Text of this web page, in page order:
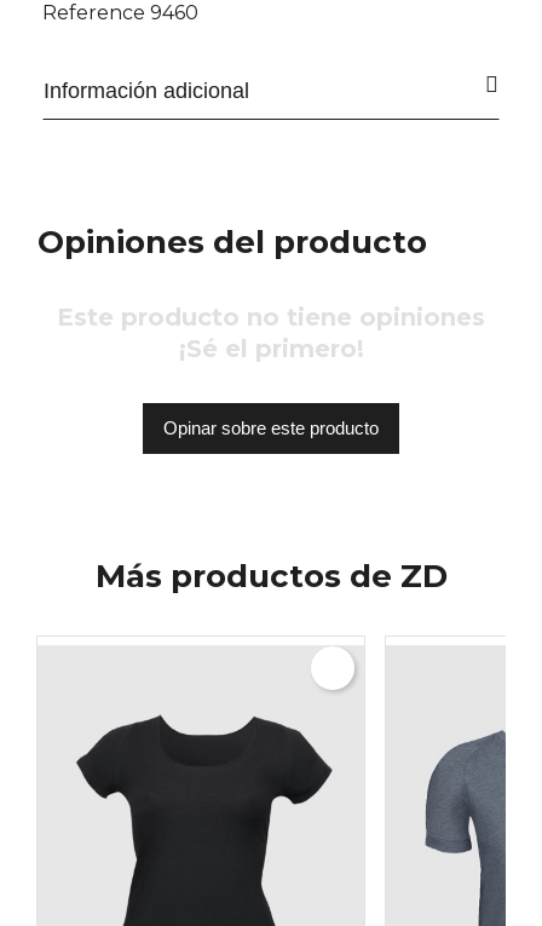
Reference 9460
Información adicional
Opiniones del producto
Este producto no tiene opiniones
¡Sé el primero!
Opinar sobre este producto
Más productos de ZD